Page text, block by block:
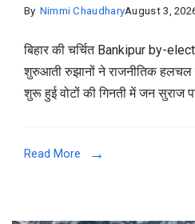
By Nimmi ChaudharyAugust 3,
बिहार की चर्चित Bankipur by-
शुरुआती रुझानों ने राजनीतिक
शुरू हुई वोटों की गिनती में जन सुराज
Read More